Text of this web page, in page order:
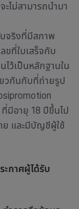
ะไม่สามารถนำมา
บจริงที่มีสภาพ
ขที่ใบเสร็จกับ
ไว้เป็นหลักฐานใน
ยวกันกับที่ถ่ายรูป
มีอายุ 18 ปีขึ้นไป
ย และมีบัญชีผู้ใช้
ะกาศผู้ได้รับ